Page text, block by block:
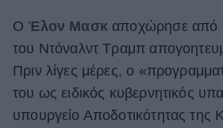
Αφιερώματα
ΒΟΞ
ΟΈλον Μασκ αποχώρησε από
του Ντόναλντ Τραμπ
Πριν λίγες μέρες, ο
του ως ειδικός κυβερνητικός
υπουργείο Αποδοτικότητας της